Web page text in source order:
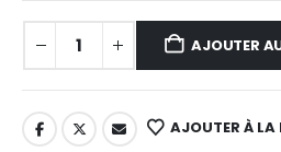
AJOUTER
AJOUTER À LA